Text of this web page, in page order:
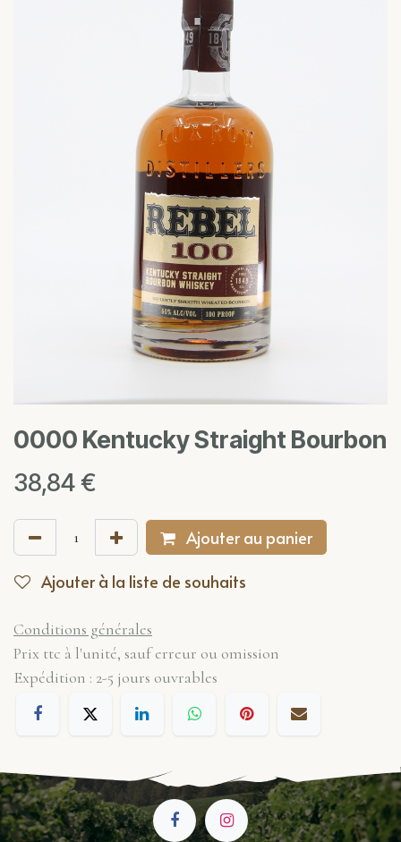
0000 Kentucky Straight Bourbon
38,84€
Ajouter au panier
Ajouter à la liste de souhaits
Conditions générales
Prix ttc à l'unité, sauf erreur ou omission
Expédition : 2-5 jours ouvrables